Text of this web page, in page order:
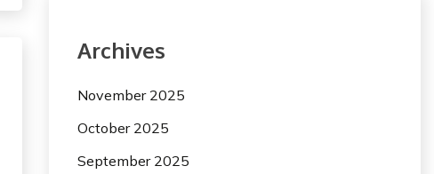
Archives
November 2025
October 2025
September 2025